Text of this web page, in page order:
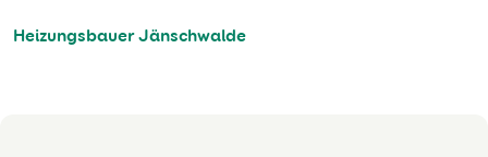
Heizungsbauer Jänschwalde